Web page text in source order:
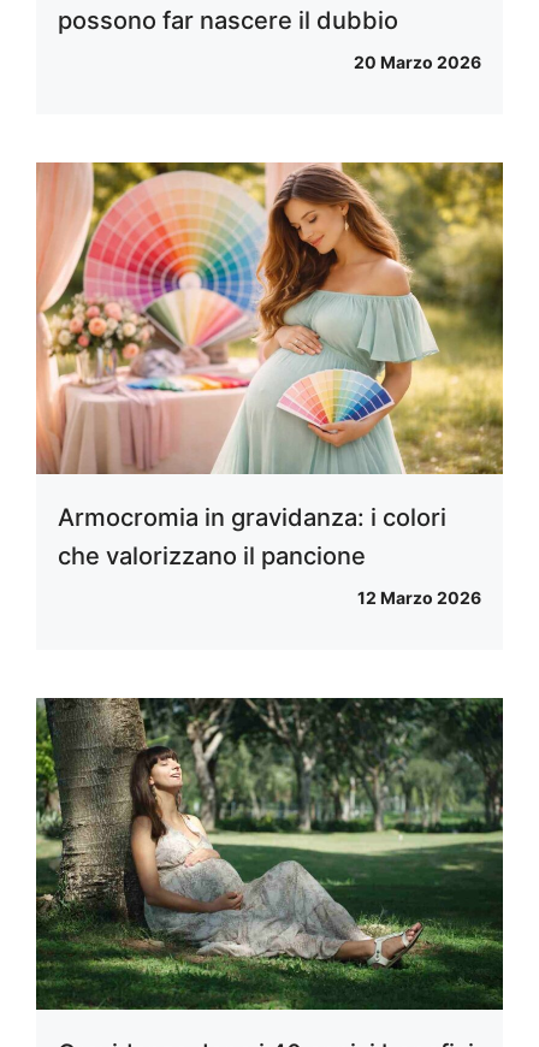
possono far nascere il dubbio
20 Marzo 2026
Armocromia in gravidanza: i colori
che valorizzano il pancione
12 Marzo 2026